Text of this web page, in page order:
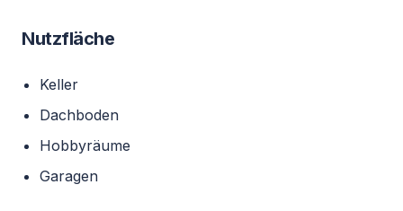
Nutzfläche
Keller
Dachboden
Hobbyräume
Garagen